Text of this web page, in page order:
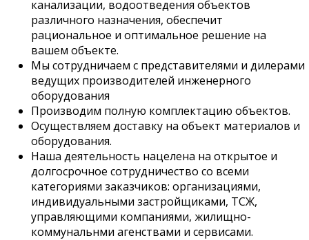
канализации, водоотведения объектов
различного назначения, обеспечит
рациональное и оптимальное решение на
вашем объекте.
Мы сотрудничаем с представителями и дилерами
ведущих производителей инженерного
оборудования
Производим полную комплектацию объектов.
Осуществляем доставку на объект материалов и
оборудования.
Наша деятельность нацелена на открытое и
долгосрочное сотрудничество со всеми
категориями заказчиков: организациями,
индивидуальными застройщиками, ТСЖ,
управляющими компаниями, жилищно-
коммунальнми агенствами и сервисами.